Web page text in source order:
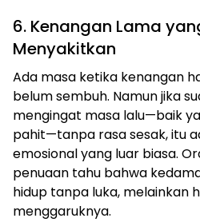
6. Kenangan Lama
Menyakitkan
Ada masa ketika kenangan
belum sembuh. Namun jika
mengingat masa lalu—baik
pahit—tanpa rasa sesak, itu
emosional yang luar biasa.
penuaan tahu bahwa
hidup tanpa luka, melainkan
menggaruknya.